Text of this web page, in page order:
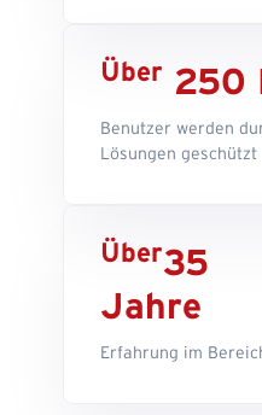
Über 250
Benutzer werden
Lösungen geschützt
Über35
Jahre
Erfahrung im